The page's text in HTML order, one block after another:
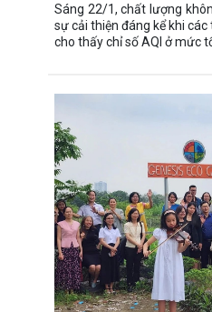
Sáng 22/1, chất lượng
sự cải thiện đáng kể khi
cho thấy chỉ số AQI ở mức